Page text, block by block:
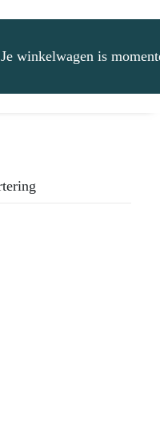
Je winkelwagen is